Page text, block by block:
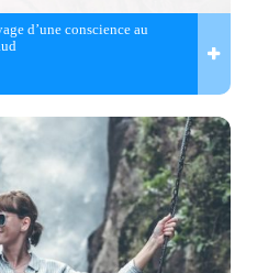
d’une conscience au